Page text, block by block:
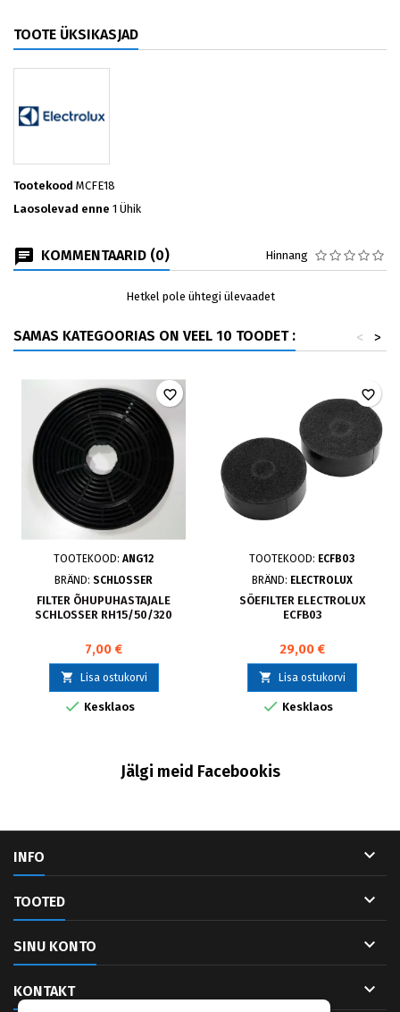
TOOTE ÜKSIKASJAD
Tootekood MCFE18
Laosolevad enne 1 Ühik
KOMMENTAARID (0) Hinnang
Hetkel pole ühtegi ülevaadet
SAMAS KATEGOORIAS ON VEEL 10 TOODET : >
<
TOOTEKOOD: ANG12
BRÄND: SCHLOSSER
FILTER ÕHUPUHASTAJALE
SCHLOSSER RH15/50/320
7,00 €
 Lisa ostukorvi
 Kesklaos
favorite_border
TOOTEKOOD: ECFB03
BRÄND: ELECTROLUX
SÖEFILTER ELECTROLUX
ECFB03
29,00 €
 Lisa ostukorvi
 Kesklaos
favorite_border
Jälgi meid Facebookis
INFO 
TOOTED 
SINU KONTO 
KONTAKT 